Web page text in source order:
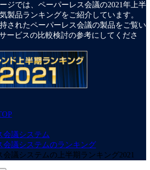
ジでは、ペーパーレス会議の2021年上半
製品ランキングをご紹介しています。
されたペーパーレス会議の製品をご覧い
ービスの比較検討の参考にしてくださ
会議システム
会議システムのランキング
会議システムの上半期ランキング2021